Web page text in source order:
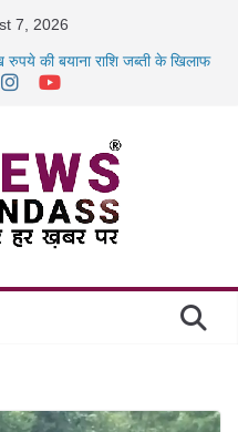
7, 2026
की बयाना राशि जब्ती के खिलाफ
एक्शन: 13 म्यूल बैंक खाताधारक